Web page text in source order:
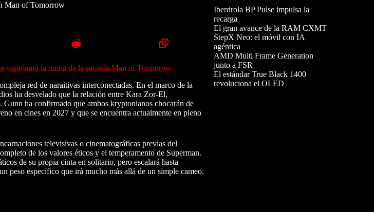
Man of Tomorrow
la trama de la secuela Man of Tomorrow.
red de naraitivas interconectadas. En el marco de la
ha desvelado que la relación entre Kara Zor-El,
Gunn ha confirmado que ambos kryptonianos chocarán de
en cines en 2027 y que se encuentra actualmente en pleno
televisivas o cinematográficas previas del
de los valores éticos y el temperamento de Superman.
de su propia cinta en solitario, pero escalará hasta
peso específico que irá mucho más allá de un simple cameo.
Iberdrola BP Pulse impulsa la
recarga
El gran avance de la RAM CXMT
StepX Neo: el móvil con IA
agéntica
AMD Multi Frame Generation
junto a FSR
El estándar True Black 1400
revoluciona el OLED